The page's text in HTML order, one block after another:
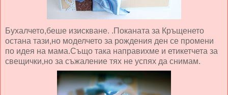
Бухалчето,беше изискване. .Поканата за Кръщенето
остана тази,но моделчето за рождения ден се промени
по идея на мама.Също така направихме и етикетчета за
свещички,но за съжаление тях не успях да снимам.